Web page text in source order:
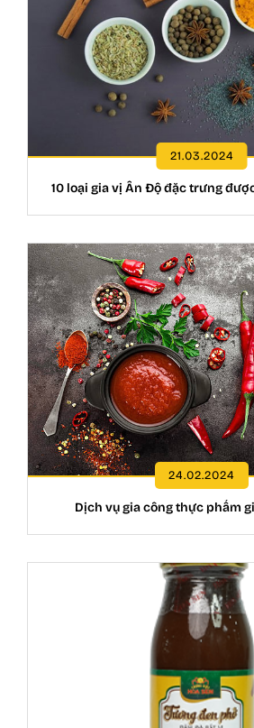
21.03.2024
10 loại gia vị Ấn Độ đặc trưng
24.02.2024
Dịch vụ gia công thực phẩm